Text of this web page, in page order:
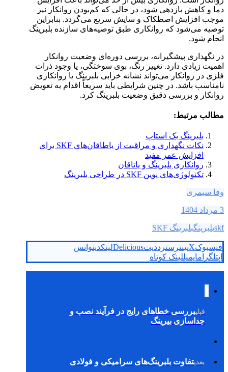
دما و کاهش بازدهی شود، در حالی که کم‌بودن روانکار نیز
موجب افزایش اصطکاک و سایش سریع می‌گردد. بنابراین
توصیه می‌شود که روانکاری طبق توصیه‌های سازنده بلبرینگ
انجام شود.
در نگهداری پیشگیرانه، بررسی دوره‌ای وضعیت روانکار
اهمیت زیادی دارد. تغییر رنگ، بوی سوختگی، یا وجود ذرات
فلزی در روانکار می‌تواند نشانه خرابی بلبرینگ یا روانکاری
نامناسب باشد. در چنین شرایطی باید سریعاً اقدام به تعویض
روانکار و بررسی دقیق وضعیت بلبرینگ کرد.
مطالب مرتبط:
بلبرینگ بک استاپ
نکات نگهداری و مراقبت از یاطاقان‌های SKF برای
افزایش عمر مفید
روانکاری بلبرینگ و یاتاقان
تکنولوژی‌های نوین SKF در طراحی بلبرینگ‌
وفا سیمری
3 مرداد 1404
skfبلبرینگبلبرینگ SKF
فیسبوکXپینترسترددیتDeliciousلینکدینواتس
اپتلگرامایمیللینک کوتاه
قبلیبررسی خطاهای رایج در فرآیند نصب و
جداسازی بیرینگ
بعدیتفاوت بلبرینگ‌های سرامیکی و فولادی